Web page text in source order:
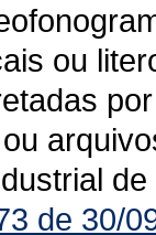
ou
de 30/